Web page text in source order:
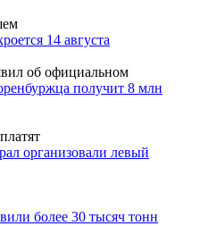
14 августа
об официальном
получит 8 млн
организовали левый
более 30 тысяч тонн